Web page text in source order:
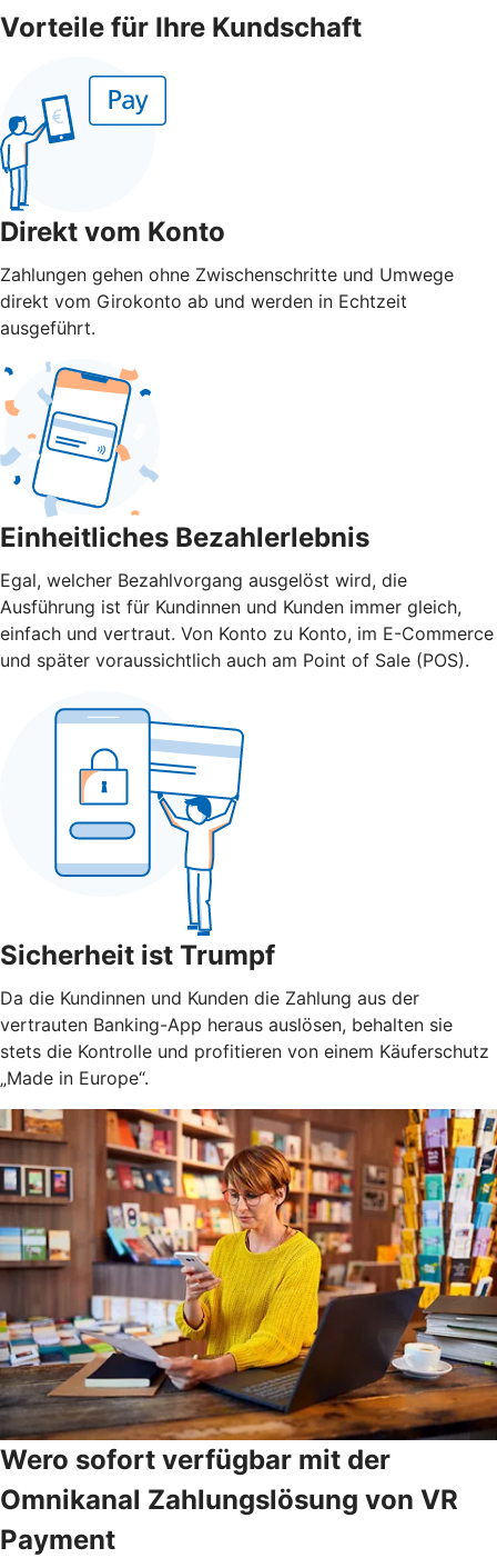
Vorteile für Ihre Kundschaft
Direkt vom Konto
Zahlungen gehen ohne Zwischenschritte und Umwege
direkt vom Girokonto ab und werden in Echtzeit
ausgeführt.
Einheitliches Bezahlerlebnis
Egal, welcher Bezahlvorgang ausgelöst wird, die
Ausführung ist für Kundinnen und Kunden immer gleich,
einfach und vertraut. Von Konto zu Konto, im E-Commerce
und später voraussichtlich auch am Point of Sale (POS).
Sicherheit ist Trumpf
Da die Kundinnen und Kunden die Zahlung aus der
vertrauten Banking-App heraus auslösen, behalten sie
stets die Kontrolle und profitieren von einem Käuferschutz
„Made in Europe“.
Wero sofort verfügbar mit der
Omnikanal Zahlungslösung von VR
Payment